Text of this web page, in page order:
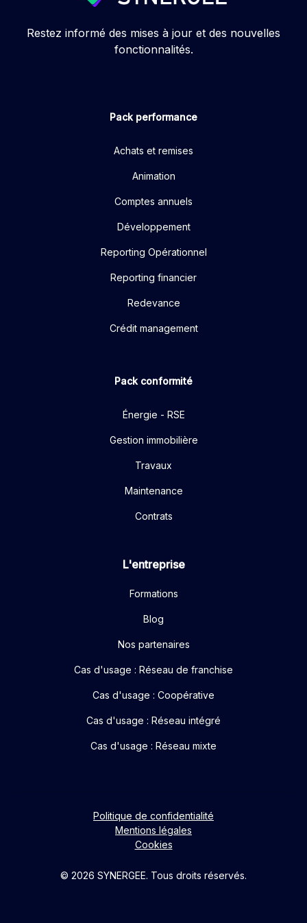
Restez informé des mises à jour et des nouvelles
fonctionnalités.
Pack performance
Achats et remises
Animation
Comptes annuels
Développement
Reporting Opérationnel
Reporting financier
Redevance
Crédit management
Pack conformité
Énergie - RSE
Gestion immobilière
Travaux
Maintenance
Contrats
L'entreprise
Formations
Blog
Nos partenaires
Cas d'usage : Réseau de franchise
Cas d'usage : Coopérative
Cas d'usage : Réseau intégré
Cas d'usage : Réseau mixte
© 2026 SYNERGEE. Tous droits réservés.
Politique de confidentialité
Mentions légales
Cookies